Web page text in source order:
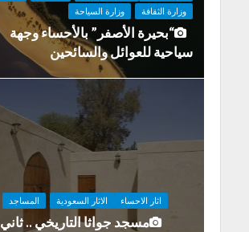
وزارة الثقافة
وزارة السياحة
“بحيرة الأصفر” بالأحساء وجهة
سياحية للعوائل والسائحين
اثار الاحساء الاثار السعودية المساجد
مسجد جواثا التاريخي .. ثاني